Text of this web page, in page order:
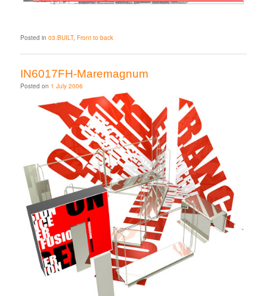
Posted in 03.BUILT,Front to back
IN6017FH-Maremagnum
Posted on 1 July 2006